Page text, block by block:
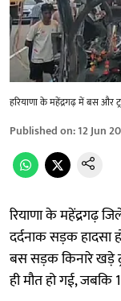
हरियाणा के महेंद्रगढ़ में बस और
Published on:12 Jun
रियाणा के महेंद्रगढ़
दर्दनाक सड़क हादसा
बस सड़क किनारे खड़े
ही मौत हो गई, जबकि